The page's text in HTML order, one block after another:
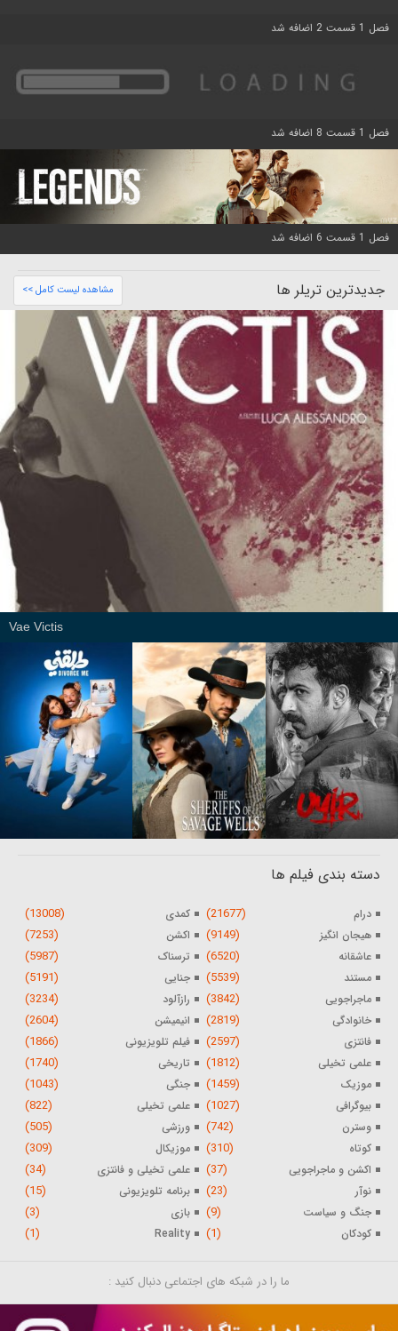
فصل 1 قسمت 2 اضافه شد
فصل 1 قسمت 8 اضافه شد
فصل 1 قسمت 6 اضافه شد
جدیدترین تریلر ها مشاهده لیست کامل >>
Vae Victis
دسته بندی فیلم ها
درام (21677) کمدی (13008)
هیجان انگیز (9149) اکشن (7253)
عاشقانه (6520) ترسناک (5987)
مستند (5539) جنایی (5191)
ماجراجویی (3842) رازآلود (3234)
خانوادگی (2819) انیمیشن (2604)
فانتزی (2597) فیلم تلویزیونی (1866)
علمی تخیلی (1812) تاریخی (1740)
موزیک (1459) جنگی (1043)
بیوگرافی (1027) علمی تخیلی (822)
وسترن (742) ورزشی (505)
کوتاه (310) موزیکال (309)
اکشن و ماجراجویی (37) علمی تخیلی و فانتزی (34)
نوآر (23) برنامه تلویزیونی (15)
جنگ و سیاست (9) بازی (3)
کودکان (1)
Reality
(1)
ما را در شبکه های اجتماعی دنبال کنید :